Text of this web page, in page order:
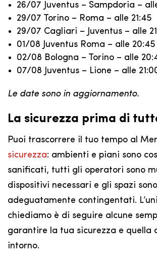
26/07 Juventus – Sampdoria –
29/07 Torino – Roma – alle 21:45
29/07 Cagliari – Juventus – alle
01/08 Juventus Roma – alle 20:45
02/08 Bologna – Torino – alle
07/08 Juventus – Lione – alle
Le date sono in aggiornamento.
La sicurezza prima di
Puoi trascorrere il tuo tempo al
sicurezza: ambienti e piani sono
sanificati, tutti gli operatori sono
dispositivi necessari e gli spazi
adeguatamente contingentati.
chiediamo è di seguire alcune
garantire la tua sicurezza e quella
intorno.